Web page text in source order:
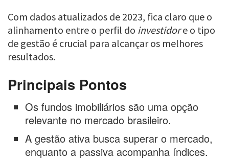
Com dados atualizados de 2023, fica claro que o
alinhamento entre o perfil do investidore o tipo
de gestão é crucial para alcançar os melhores
resultados.
Principais Pontos
Os fundos imobiliários são uma opção
relevante no mercado brasileiro.
A gestão ativa busca superar o mercado,
enquanto a passiva acompanha índices.